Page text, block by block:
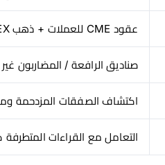
عقود CME للعملات + ذهب COMEX
صناديق الرافعة / المضاربون غير
اكتشاف الصفقات المزدحمة
التعامل مع القراءات المتطرفة